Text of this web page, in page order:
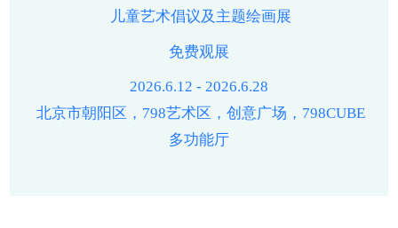
儿童艺术倡议及主题绘画展
免费观展
2026.6.12 - 2026.6.28
北京市朝阳区，798艺术区，创意广场，798CUBE
多功能厅